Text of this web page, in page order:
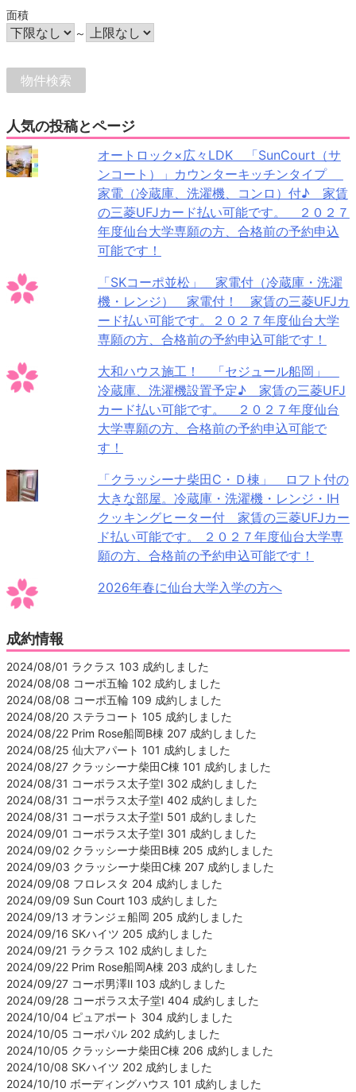
面積
～
人気の投稿とページ
オートロック×広々LDK 「SunCourt（サ
ンコート）」カウンターキッチンタイプ
家電（冷蔵庫、洗濯機、コンロ）付♪ 家賃
の三菱UFJカード払い可能です。 ２０２７
年度仙台大学専願の方、合格前の予約申込
可能です！
「SKコーポ並松」 家電付（冷蔵庫・洗濯
機・レンジ） 家電付！ 家賃の三菱UFJカ
ード払い可能です。２０２７年度仙台大学
専願の方、合格前の予約申込可能です！
大和ハウス施工！ 「セジュール船岡」
冷蔵庫、洗濯機設置予定♪ 家賃の三菱UFJ
カード払い可能です。 ２０２７年度仙台
大学専願の方、合格前の予約申込可能で
す！
「クラッシーナ柴田C・Ｄ棟」 ロフト付の
大きな部屋。冷蔵庫・洗濯機・レンジ・IH
クッキングヒーター付 家賃の三菱UFJカー
ド払い可能です。 ２０２７年度仙台大学専
願の方、合格前の予約申込可能です！
2026年春に仙台大学入学の方へ
成約情報
2024/08/01 ラクラス 103 成約しました
2024/08/08 コーポ五輪 102 成約しました
2024/08/08 コーポ五輪 109 成約しました
2024/08/20 ステラコート 105 成約しました
2024/08/22 Prim Rose船岡B棟 207 成約しました
2024/08/25 仙大アパート 101 成約しました
2024/08/27 クラッシーナ柴田C棟 101 成約しました
2024/08/31 コーポラス太子堂Ⅰ 302 成約しました
2024/08/31 コーポラス太子堂Ⅰ 402 成約しました
2024/08/31 コーポラス太子堂Ⅰ 501 成約しました
2024/09/01 コーポラス太子堂Ⅰ 301 成約しました
2024/09/02 クラッシーナ柴田B棟 205 成約しました
2024/09/03 クラッシーナ柴田C棟 207 成約しました
2024/09/08 フロレスタ 204 成約しました
2024/09/09 Sun Court 103 成約しました
2024/09/13 オランジェ船岡 205 成約しました
2024/09/16 SKハイツ 205 成約しました
2024/09/21 ラクラス 102 成約しました
2024/09/22 Prim Rose船岡A棟 203 成約しました
2024/09/27 コーポ男澤Ⅱ 103 成約しました
2024/09/28 コーポラス太子堂Ⅰ 404 成約しました
2024/10/04 ピュアポート 304 成約しました
2024/10/05 コーポパル 202 成約しました
2024/10/05 クラッシーナ柴田C棟 206 成約しました
2024/10/08 SKハイツ 202 成約しました
2024/10/10 ボーディングハウス 101 成約しました